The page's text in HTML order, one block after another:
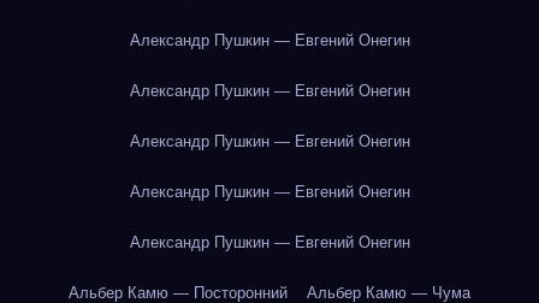
Александр Пушкин — Евгений Онегин
Александр Пушкин — Евгений Онегин
Александр Пушкин — Евгений Онегин
Александр Пушкин — Евгений Онегин
Александр Пушкин — Евгений Онегин
Альбер Камю — Посторонний Альбер Камю — Чума